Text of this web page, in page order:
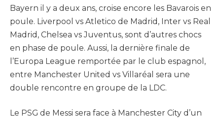
Bayern il y a deux ans, croise encore les Bavarois en
poule. Liverpool vs Atletico de Madrid, Inter vs Real
Madrid, Chelsea vs Juventus, sont d’autres chocs
en phase de poule. Aussi, la dernière finale de
l’Europa League remportée par le club espagnol,
entre Manchester United vs Villaréal sera une
double rencontre en groupe de la LDC.
Le PSG de Messi sera face à Manchester City d’un